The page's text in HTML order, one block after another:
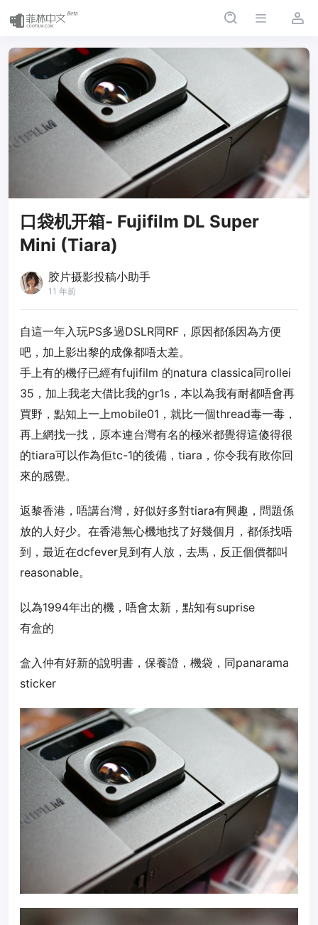
口袋机开箱- Fujifilm DL Super
Mini (Tiara)
胶片摄影投稿小助手
11 年前
自這一年入玩PS多過DSLR同RF，原因都係因為方便
吧，加上影出黎的成像都唔太差。
手上有的機仔已經有fujifilm 的natura classica同rollei
35，加上我老大借比我的gr1s，本以為我有耐都唔會再
買野，點知上一上mobile01，就比一個thread毒一毒，
再上網找一找，原本連台灣有名的極米都覺得這傻得很
的tiara可以作為佢tc-1的後備，tiara，你令我有敗你回
來的感覺。
返黎香港，唔講台灣，好似好多對tiara有興趣，問題係
放的人好少。在香港無心機地找了好幾個月，都係找唔
到，最近在dcfever見到有人放，去馬，反正個價都叫
reasonable。
以為1994年出的機，唔會太新，點知有suprise
有盒的
盒入仲有好新的說明書，保養證，機袋，同panarama
sticker